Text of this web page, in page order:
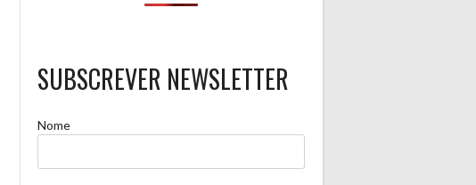
SUBSCREVER NEWSLETTER
Nome